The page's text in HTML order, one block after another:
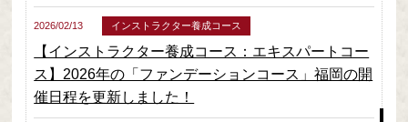
2026/02/13 インストラクター養成コース
【インストラクター養成コース：エキスパートコー
ス】2026年の「ファンデーションコース」福岡の開
催日程を更新しました！